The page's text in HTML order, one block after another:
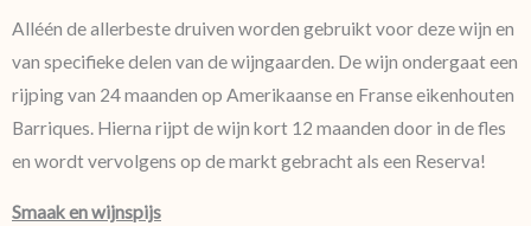
Alléén de allerbeste druiven worden gebruikt voor deze wijn en
van specifieke delen van de wijngaarden. De wijn ondergaat een
rijping van 24 maanden op Amerikaanse en Franse eikenhouten
Barriques. Hierna rijpt de wijn kort 12 maanden door in de fles
en wordt vervolgens op de markt gebracht als een Reserva!
Smaak en wijnspijs